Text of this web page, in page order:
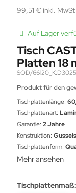
99,51 € inkl. MwSt
Auf Lager
Tisch
Platten 18
SOD/
Produkt für den
Tischplattenlänge:
Tischplattenart:
Garantie: 2 Jahre
Konstruktion:
Tischplattenform:
Mehr ansehen
Tischplattenmaß: